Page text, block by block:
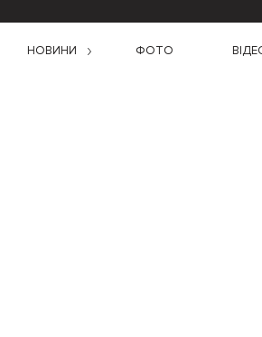
НОВИНИ ФОТО